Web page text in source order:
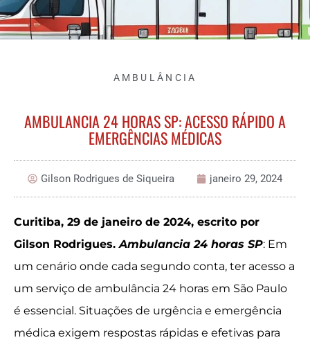
AMBULÂNCIA
AMBULANCIA 24 HORAS SP: ACESSO RÁPIDO A
EMERGÊNCIAS MÉDICAS
Gilson Rodrigues de Siqueira janeiro 29, 2024
Curitiba, 29 de janeiro de 2024, escrito por
Gilson Rodrigues.Ambulancia 24 horas SP: Em
um cenário onde cada segundo conta, ter acesso a
um serviço de ambulância 24 horas em São Paulo
é essencial. Situações de urgência e emergência
médica exigem respostas rápidas e efetivas para